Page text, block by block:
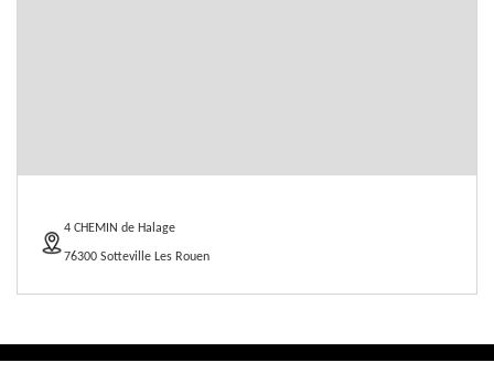
4 CHEMIN de Halage
76300 Sotteville Les Rouen